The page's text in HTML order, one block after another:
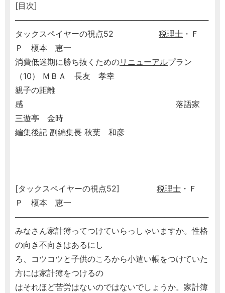
[目次]
───────────────────────────────────
タックスペイヤーの視点52 税理士 ・Ｆ
Ｐ 榎本 恵一
消費低迷期に勝ち抜くためのリニューアルプラン
（10） ＭＢＡ 長友 孝幸
親子の距離
感 落語家
三遊亭 金時
編集後記 副編集長 秋葉 和彦
[タックスペイヤーの視点52] 税理士 ・Ｆ
Ｐ 榎本 恵一
───────────────────────────────────
みなさん家計簿ってつけていらっしゃいますか。性格
の向き不向きはあるにし
ろ、コツコツと子供のころから小遣い帳をつけていた
方には家計簿をつけるの
はそれほど苦労はないのではないでしょうか。家計簿